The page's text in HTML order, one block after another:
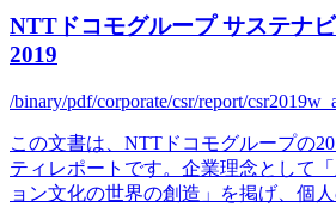
NTTドコモグループ サステナ
2019
/binary/pdf/corporate/csr/report/
この文書は、NTTドコモグループの
ティレポートです。企業理念として
ョン文化の世界の創造」を掲げ、個